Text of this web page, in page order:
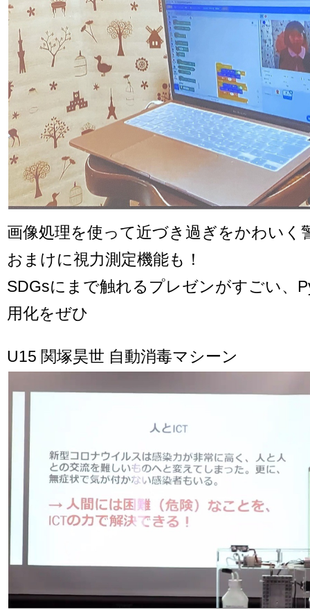
画像処理を使って近づき過ぎをかわいく
おまけに視力測定機能も！
SDGsにまで触れるプレゼンがすごい、
用化をぜひ
U15 関塚昊世 自動消毒マシーン